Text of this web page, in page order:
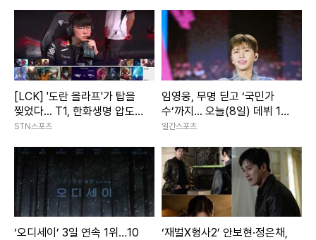
[LCK] '도란 올라프'가 탑을
찢었다... T1, 한화생명 압도
하고 1세트 선취
STN스포츠
임영웅, 무명 딛고 ‘국민가
수’까지... 오늘(8일) 데뷔 10
주년
일간스포츠
‘오디세이’ 3일 연속 1위…10
‘재벌X형사2’ 안보현·정은채,